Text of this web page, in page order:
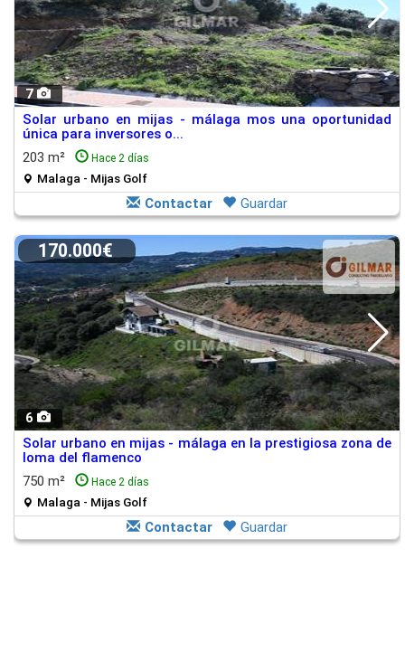
7
Solar urbano en mijas - málaga mos una oportunidad
única para inversores o...
203 m²
Hace 2 días
Malaga - Mijas Golf
Contactar Guardar
6
170.000€
Solar urbano en mijas - málaga en la prestigiosa zona de
loma del flamenco
750 m²
Hace 2 días
Malaga - Mijas Golf
Contactar Guardar